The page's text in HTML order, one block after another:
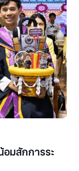
อมสักการระ